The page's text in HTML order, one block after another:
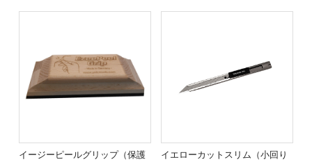
イージーピールグリップ（保護
イエローカットスリム（小回り